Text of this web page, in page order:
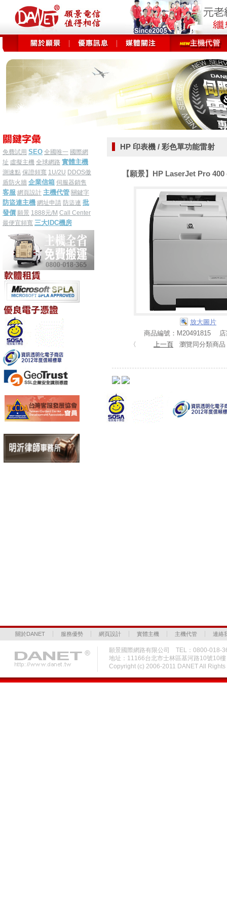
免費試用 SEO 全國唯一 國際網
址 虛擬主機 全球網路 實體主機
測速點 保證頻寬 1U/2U DDOS傲
盾防火牆 企業信箱 伺服器銷售
客服 網頁設計 主機代管 關鍵字
防盜連主機 網址申請 防盜連 批
發價 願景 1888元/M Call Center
最便宜頻寬 三大IDC機房
HP 印表機 / 彩色單功能雷射
【願景】HP LaserJet Pro
放大圖片
商品編號：M20491815 店
〈
上一頁 瀏覽同分類商
關於DANET 服務優勢 網頁設計 實體主機 主機代管 連絡
願景國際網路有限公司 TEL：0800-018-
地址：11166台北市士林區基河路10號10
Copyright (c) 2006-2011 DANET All